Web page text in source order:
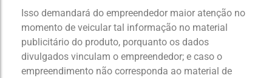
Isso demandará do empreendedor maior atenção no
momento de veicular tal informação no material
publicitário do produto, porquanto os dados
divulgados vinculam o empreendedor; e caso o
empreendimento não corresponda ao material de